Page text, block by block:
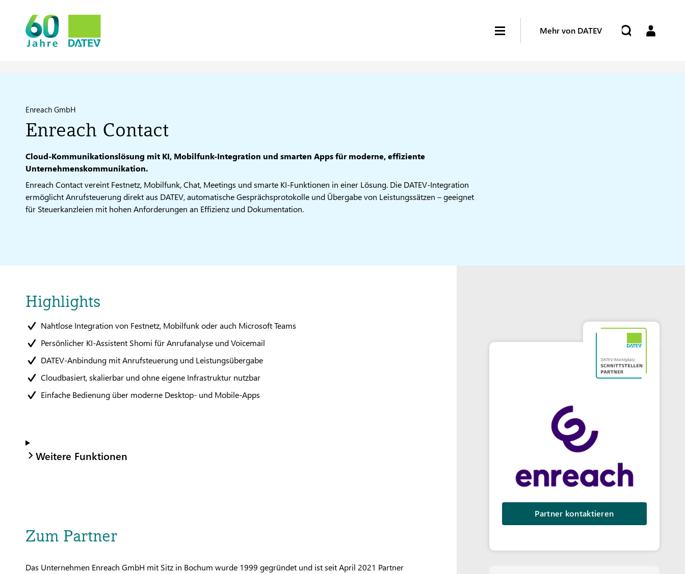
Mehr von DATEV
Enreach GmbH
Enreach Contact
Cloud-Kommunikationslösung mit KI, Mobilfunk-Integration und smarten Apps für moderne, effiziente
Unternehmenskommunikation.
Enreach Contact vereint Festnetz, Mobilfunk, Chat, Meetings und smarte KI-Funktionen in einer Lösung. Die DATEV-Integration
ermöglicht Anrufsteuerung direkt aus DATEV, automatische Gesprächsprotokolle und Übergabe von Leistungssätzen – geeignet
für Steuerkanzleien mit hohen Anforderungen an Effizienz und Dokumentation.
Highlights
Nahtlose Integration von Festnetz, Mobilfunk oder auch Microsoft Teams
Persönlicher KI-Assistent Shomi für Anrufanalyse und Voicemail
DATEV-Anbindung mit Anrufsteuerung und Leistungsübergabe
Cloudbasiert, skalierbar und ohne eigene Infrastruktur nutzbar
Einfache Bedienung über moderne Desktop- und Mobile-Apps
Weitere Funktionen
Zum Partner
Das Unternehmen Enreach GmbH mit Sitz in Bochum wurde 1999 gegründet und ist seit April 2021 Partner
Partner kontaktieren